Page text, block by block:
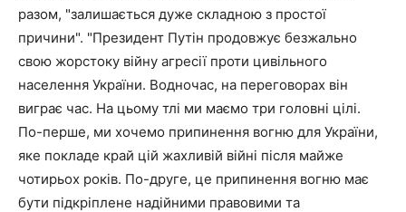
разом, "залишається дуже складною з простої
причини". "Президент Путін продовжує безжально
свою жорстоку війну агресії проти цивільного
населення України. Водночас, на переговорах він
виграє час. На цьому тлі ми маємо три головні цілі.
По-перше, ми хочемо припинення вогню для України,
яке покладе край цій жахливій війні після майже
чотирьох років. По-друге, це припинення вогню має
бути підкріплене надійними правовими та